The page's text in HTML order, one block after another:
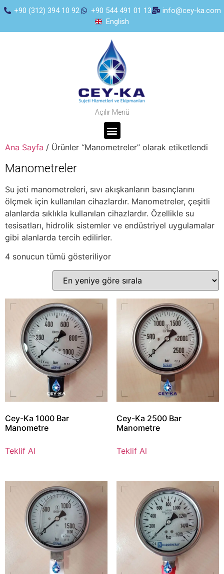
+90 (312) 394 10 92 +90 544 491 01 13
info@cey-ka.com
English
Açılır Menü
Ana Sayfa / Ürünler “Manometreler” olarak etiketlendi
Manometreler
Su jeti manometreleri, sıvı akışkanların basınçlarını
ölçmek için kullanılan cihazlardır. Manometreler, çeşitli
alanlarda sıklıkla kullanılan cihazlardır. Özellikle su
tesisatları, hidrolik sistemler ve endüstriyel uygulamalar
gibi alanlarda tercih edilirler.
4 sonucun tümü gösteriliyor
Cey-Ka 1000 Bar
Manometre
Teklif Al
Cey-Ka 2500 Bar
Manometre
Teklif Al